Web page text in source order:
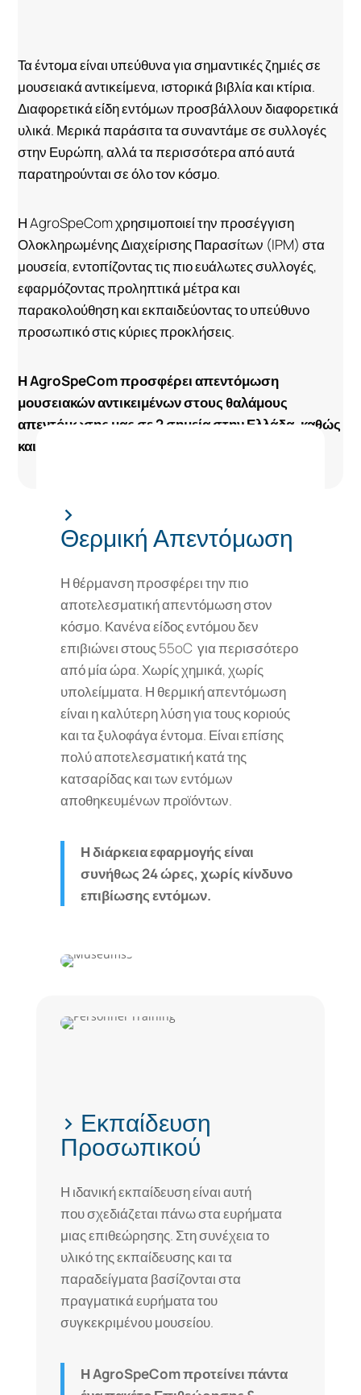
Τα έντομα είναι υπεύθυνα για σημαντικές ζημιές σε
μουσειακά αντικείμενα, ιστορικά βιβλία και κτίρια.
Διαφορετικά είδη εντόμων προσβάλλουν διαφορετικά
υλικά. Μερικά παράσιτα τα συναντάμε σε συλλογές
στην Ευρώπη, αλλά τα περισσότερα από αυτά
παρατηρούνται σε όλο τον κόσμο.
Η AgroSpeCom χρησιμοποιεί την προσέγγιση
Ολοκληρωμένης Διαχείρισης Παρασίτων (IPM) στα
μουσεία, εντοπίζοντας τις πιο ευάλωτες συλλογές,
εφαρμόζοντας προληπτικά μέτρα και
παρακολούθηση και εκπαιδεύοντας το υπεύθυνο
προσωπικό στις κύριες προκλήσεις.
Η AgroSpeCom προσφέρει απεντόμωση
μουσειακών αντικειμένων στους θαλάμους
απεντόμωσης μας σε 2 σημεία στην Ελλάδα, καθώς
και επιτόπιες εφαρμογές.
>
Θερμική Απεντόμωση
Η θέρμανση προσφέρει την πιο
αποτελεσματική απεντόμωση στον
κόσμο. Κανένα είδος εντόμου δεν
επιβιώνει στους 55oC για περισσότερο
από μία ώρα. Χωρίς χημικά, χωρίς
υπολείμματα. Η θερμική απεντόμωση
είναι η καλύτερη λύση για τους κοριούς
και τα ξυλοφάγα έντομα. Είναι επίσης
πολύ αποτελεσματική κατά της
κατσαρίδας και των εντόμων
αποθηκευμένων προϊόντων.
Η διάρκεια εφαρμογής είναι
συνήθως 24 ώρες, χωρίς κίνδυνο
επιβίωσης εντόμων.
> Εκπαίδευση
Προσωπικού
Η ιδανική εκπαίδευση είναι αυτή
που σχεδιάζεται πάνω στα ευρήματα
μιας επιθεώρησης. Στη συνέχεια το
υλικό της εκπαίδευσης και τα
παραδείγματα βασίζονται στα
πραγματικά ευρήματα του
συγκεκριμένου μουσείου.
Η AgroSpeCom προτείνει πάντα